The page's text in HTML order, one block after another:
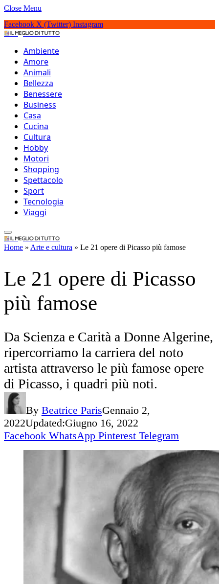
Close Menu
Facebook X (Twitter) Instagram
IlMeglioDiTutto.it
Ambiente
Amore
Animali
Bellezza
Benessere
Business
Casa
Cucina
Cultura
Hobby
Motori
Shopping
Spettacolo
Sport
Tecnologia
Viaggi
IlMeglioDiTutto.it
Home » Arte e cultura » Le 21 opere di Picasso più famose
Le 21 opere di Picasso
più famose
Da Scienza e Carità a Donne Algerine,
ripercorriamo la carriera del noto
di Picasso, i quadri più noti.
Beatrice ParisGennaio 2,
2022Updated:Giugno 16, 2022
Facebook WhatsApp Pinterest